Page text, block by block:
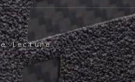
lecture